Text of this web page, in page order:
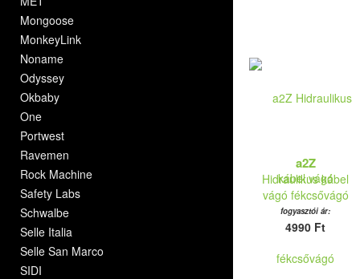
Mongoose
MonkeyLink
Noname
Odyssey
Okbaby
One
Portwest
Ravemen
Rock Machine
Safety Labs
Schwalbe
Selle Italia
Selle San Marco
SIDI
a2Z
Hidraulikus kábel
vágó fékcsővágó
fogyasztói ár:
4990 Ft